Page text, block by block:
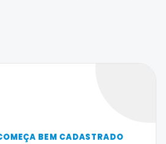
BEM CADASTRADO